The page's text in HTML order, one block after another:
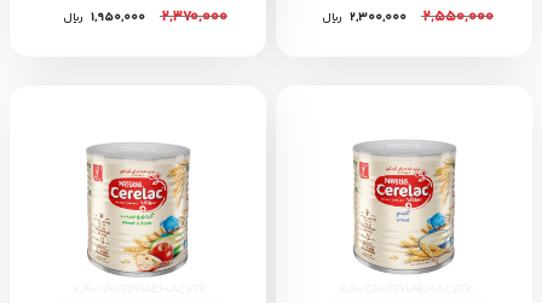
2,550,000
2,300,000 ﷼
ویتامین D3 دانا 60 عدد
2,370,000
1,950,000 ﷼